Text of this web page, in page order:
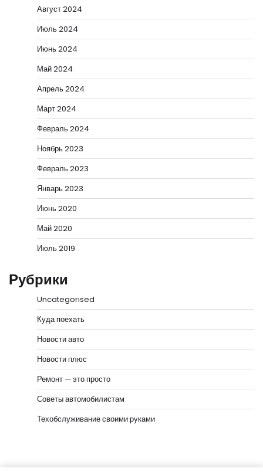
Август 2024
Июль 2024
Июнь 2024
Май 2024
Апрель 2024
Март 2024
Февраль 2024
Ноябрь 2023
Февраль 2023
Январь 2023
Июнь 2020
Май 2020
Июль 2019
Рубрики
Uncategorised
Куда поехать
Новости авто
Новости плюс
Ремонт — это просто
Советы автомобилистам
Техобслуживание своими руками